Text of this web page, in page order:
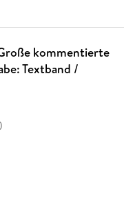
kommentierte
Textband /